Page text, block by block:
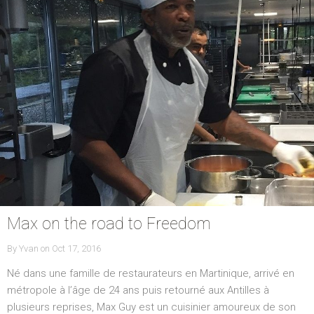
Max on the road to Freedom
By Yvan on P
S
E
D
Oct 17, 2016
Né dans une famille de restaurateurs en Martinique, arrivé en
métropole à l’âge de 24 ans puis retourné aux Antilles à
plusieurs reprises, Max Guy est un cuisinier amoureux de son